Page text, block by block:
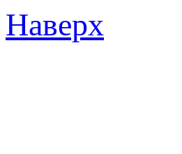
Наверх